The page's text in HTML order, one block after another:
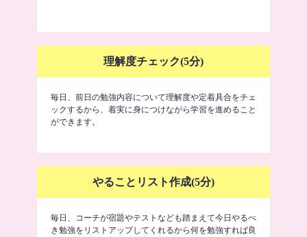
理解度チェック(5分)
毎日、前日の勉強内容について理解度や定着具合をチェ
ックするから、着実に身につけながら学習を進めること
ができます。
やることリスト作成(5分)
毎日、コーチが宿題やテストなども踏まえて今日やるべ
き勉強をリストアップしてくれるから何を勉強すれば良